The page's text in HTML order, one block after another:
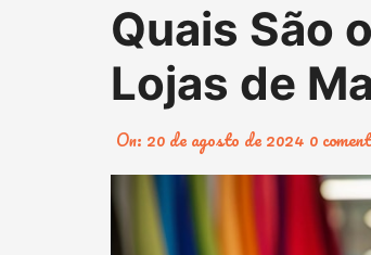
Quais São
Lojas de
On: 20 de agosto de 2024 0